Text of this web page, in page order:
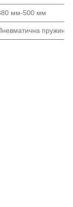
мм-500 мм
пружина